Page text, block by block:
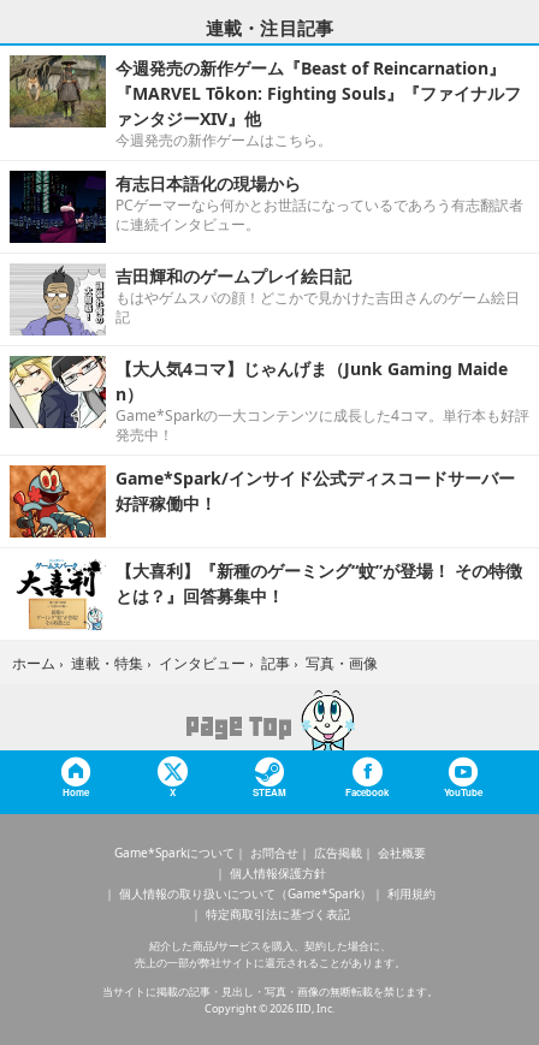
連載・注目記事
今週発売の新作ゲーム『Beast of Reincarnation』
『MARVEL Tōkon: Fighting Souls』『ファイナルフ
ァンタジーXIV』他
今週発売の新作ゲームはこちら。
有志日本語化の現場から
PCゲーマーなら何かとお世話になっているであろう有志翻訳者
に連続インタビュー。
吉田輝和のゲームプレイ絵日記
もはやゲムスパの顔！どこかで見かけた吉田さんのゲーム絵日
記
【大人気4コマ】じゃんげま（Junk Gaming Maide
n）
Game*Sparkの一大コンテンツに成長した4コマ。単行本も好評
発売中！
Game*Spark/インサイド公式ディスコードサーバー
好評稼働中！
【大喜利】『新種のゲーミング“蚊”が登場！ その特徴
とは？』回答募集中！
ホーム › 連載・特集 › インタビュー › 記事 › 写真・画像
Home X STEAM Facebook YouTube
Game*Sparkについて お問合せ 広告掲載
会社概要
個人情報保護方針
個人情報の取り扱いについて（Game*Spark）
利用規約
特定商取引法に基づく表記
紹介した商品/サービスを購入、契約した場合に、
売上の一部が弊社サイトに還元されることがあります。
当サイトに掲載の記事・見出し・写真・画像の無断転載を禁じます。
Copyright © 2026 IID, Inc.